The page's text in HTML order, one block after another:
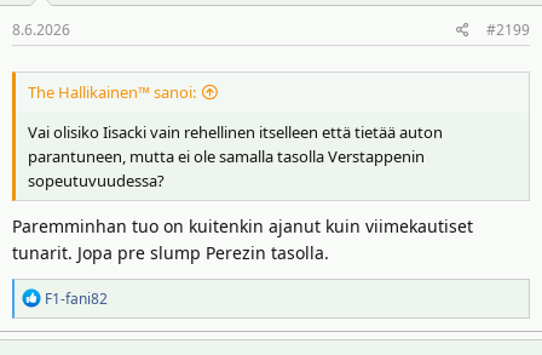
8.6.2026 #2199
The Hallikainen™ sanoi:
Vai olisiko Iisacki vain rehellinen itselleen että tietää auton
parantuneen, mutta ei ole samalla tasolla Verstappenin
sopeutuvuudessa?
Paremminhan tuo on kuitenkin ajanut kuin viimekautiset
tunarit. Jopa pre slump Perezin tasolla.
R
e
a
F1-fani82